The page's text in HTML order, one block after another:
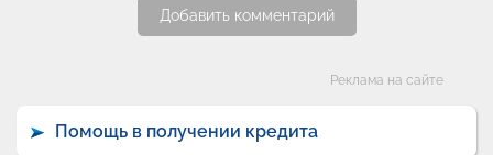
Добавить комментарий
Реклама на сайте
Помощь в получении кредита